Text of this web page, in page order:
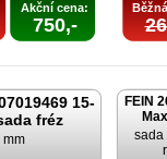
Akční cena:
750,-
15-
fréz
mm
FEIN
sada